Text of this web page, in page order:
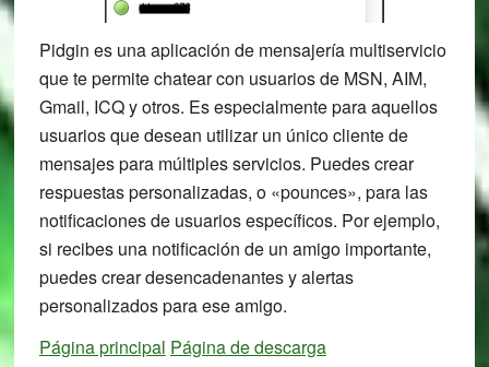
Pidgin es una aplicación de mensajería multiservicio
que te permite chatear con usuarios de MSN, AIM,
Gmail, ICQ y otros. Es especialmente para aquellos
usuarios que desean utilizar un único cliente de
mensajes para múltiples servicios. Puedes crear
respuestas personalizadas, o «pounces», para las
notificaciones de usuarios específicos. Por ejemplo,
si recibes una notificación de un amigo importante,
puedes crear desencadenantes y alertas
personalizados para ese amigo.
Página principal Página de descarga